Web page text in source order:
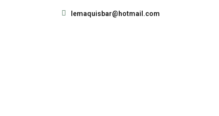
lemaquisbar@hotmail.com